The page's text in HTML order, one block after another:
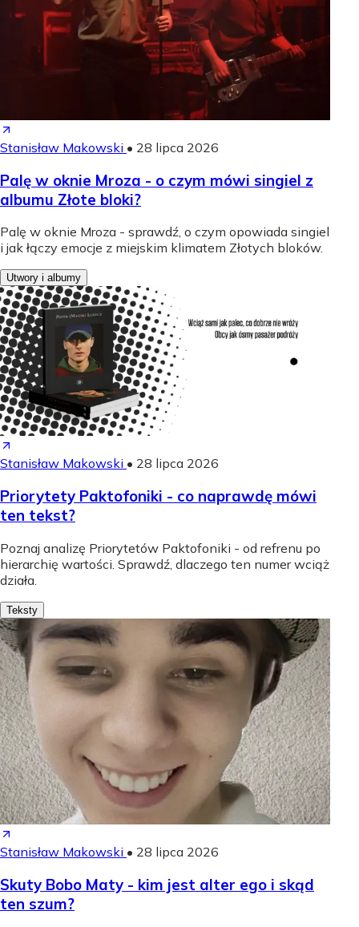
Stanisław Makowski • 28 lipca 2026
Palę w oknie Mroza - o czym mówi singiel z
albumu Złote bloki?
Palę w oknie Mroza - sprawdź, o czym opowiada singiel
i jak łączy emocje z miejskim klimatem Złotych bloków.
Utwory i albumy
Stanisław Makowski • 28 lipca 2026
Priorytety Paktofoniki - co naprawdę mówi
ten tekst?
Poznaj analizę Priorytetów Paktofoniki - od refrenu po
hierarchię wartości. Sprawdź, dlaczego ten numer wciąż
działa.
Teksty
Stanisław Makowski • 28 lipca 2026
Skuty Bobo Maty - kim jest alter ego i skąd
ten szum?